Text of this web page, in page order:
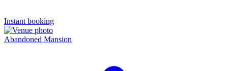
Instant booking
Abandoned Mansion